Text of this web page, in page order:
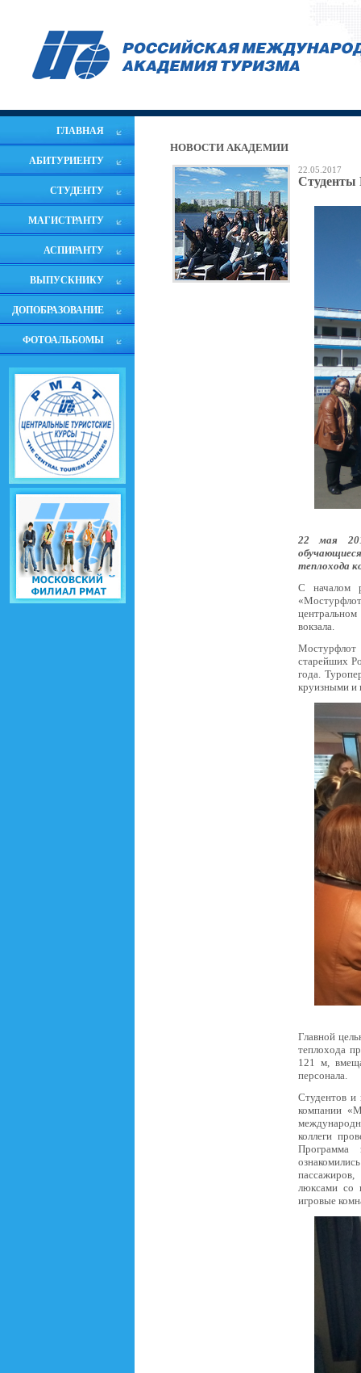
ГЛАВНАЯ
АБИТУРИЕНТУ
СТУДЕНТУ
МАГИСТРАНТУ
АСПИРАНТУ
ВЫПУСКНИКУ
ДОПОБРАЗОВАНИЕ
ФОТОАЛЬБОМЫ
НОВОСТИ АКАДЕМИИ
22.05.2017
Студенты
22 мая
теплохода
С началом
вокзала.
Мостурфлот
старейших
года.
круизными и
Главной
теплохода
121 м,
персонала.
Студентов и
компании
коллеги
Программа
люксами со
игровые